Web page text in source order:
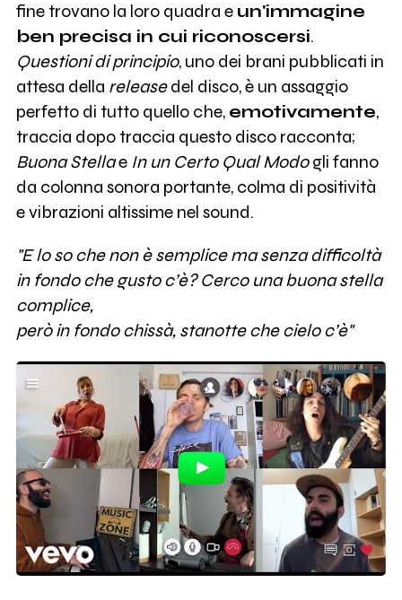
fine trovano la loro quadra e un'immagine
ben precisa in cui riconoscersi.
Questioni di principio, uno dei brani pubblicati in
attesa della releasedel disco, è un assaggio
perfetto di tutto quello che, emotivamente,
traccia dopo traccia questo disco racconta;
Buona Stellae In un Certo Qual Modogli fanno
da colonna sonora portante, colma di positività
e vibrazioni altissime nel sound.
"E lo so che non è semplice ma senza difficoltà
in fondo che gusto c’è? Cerco una buona stella
complice,
però in fondo chissà, stanotte che cielo c’è"